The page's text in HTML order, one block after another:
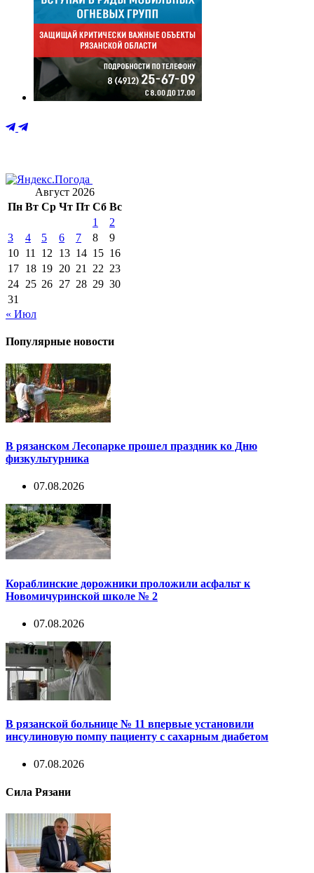
Август 2026
Пн Вт Ср Чт Пт Сб Вс
1
2
3
4 5 6 7 8
9
10 11 12 13 14 15 16
17 18 19 20 21 22 23
24 25 26 27 28 29 30
31
« Июл
Популярные новости
В рязанском Лесопарке прошел праздник ко Дню
физкультурника
07.08.2026
Кораблинские дорожники проложили асфальт к
Новомичуринской школе № 2
07.08.2026
В рязанской больнице № 11 впервые установили
инсулиновую помпу пациенту с сахарным диабетом
07.08.2026
Сила Рязани